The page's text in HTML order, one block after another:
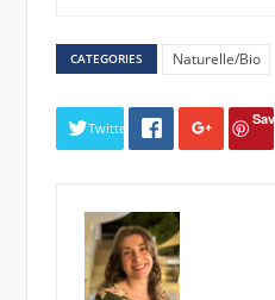
CATEGORIES Naturelle/Bio
Twitter
Save